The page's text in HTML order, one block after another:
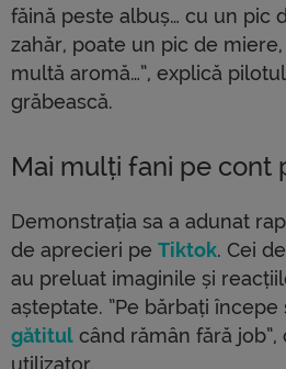
făină peste albuș… cu un pic
zahăr, poate un pic de
multă aromă…”, explică
grăbească.
Mai mulți fani pe cont
Demonstrația sa a adunat
de aprecieri pe Tiktok. Cei
au preluat imaginile și
așteptate. ”Pe bărbați
gătitul când rămân fără
utilizator.